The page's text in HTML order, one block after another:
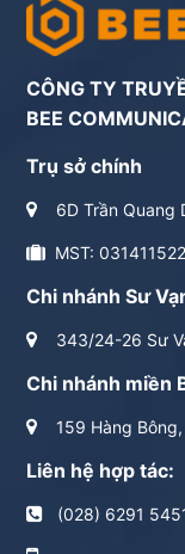
CÔNG TY
BEE
Trụ sở chính
6D Trần Quang
MST:
Chi nhánh Sư
343/24-26 Sư
Chi nhánh miền
159 Hàng
Liên hệ hợp tác:
(028) 6291